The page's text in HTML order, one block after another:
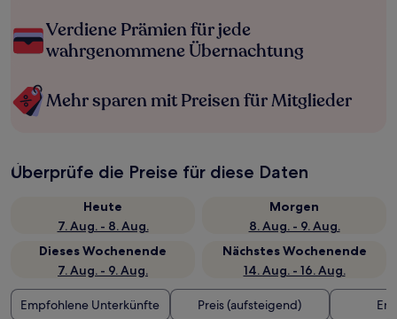
Verdiene Prämien für jede
wahrgenommene Übernachtung
Mehr sparen mit Preisen für Mitglieder
Überprüfe die Preise für diese Daten
Heute
7. Aug. - 8. Aug.
Morgen
8. Aug. - 9. Aug.
Dieses Wochenende
7. Aug. - 9. Aug.
Nächstes Wochenende
14. Aug. - 16. Aug.
Empfohlene Unterkünfte Preis (aufsteigend)